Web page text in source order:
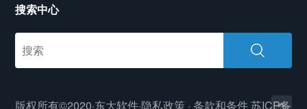
搜索中心
版权所有©2020·东大软件·隐私政策 ·条款和条件苏ICP备